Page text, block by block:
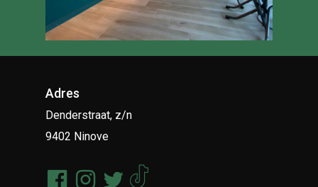
Adres
Denderstraat, z/n
9402 Ninove